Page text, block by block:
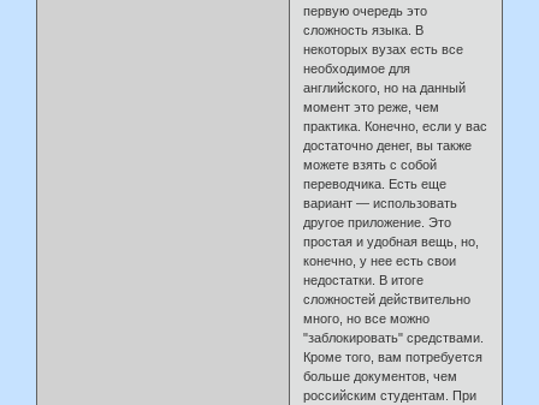
первую очередь это
сложность языка. В
некоторых вузах есть все
необходимое для
английского, но на данный
момент это реже, чем
практика. Конечно, если у вас
достаточно денег, вы также
можете взять с собой
переводчика. Есть еще
вариант — использовать
другое приложение. Это
простая и удобная вещь, но,
конечно, у нее есть свои
недостатки. В итоге
сложностей действительно
много, но все можно
"заблокировать" средствами.
Кроме того, вам потребуется
больше документов, чем
российским студентам. При